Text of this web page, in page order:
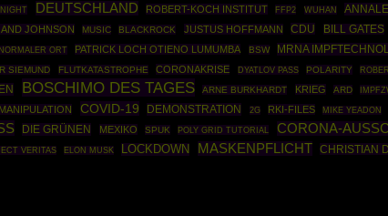
DEUTSCHLAND ROBERT-KOCH INSTITUT FFP2 WUHAN
JOHNSON MUSIC BLACKROCK JUSTUS HOFFMANN CDU BILL GATES
ORT PATRICK LOCH OTIENO LUMUMBA BSW MRNA
SIEMUND FLUTKATASTROPHE CORONAKRISE DYATLOV PASS POLARITY
BOSCHIMO DES TAGES ARNE BURKHARDT KRIEG ARD
MANIPULATION COVID-19 DEMONSTRATION 2G RKI-FILES MIKE YEADON
DIE GRÜNEN MEXIKO SPUK POLY GRID TUTORIAL CORONA-
VERITAS ELON MUSK LOCKDOWN MASKENPFLICHT CHRISTIAN